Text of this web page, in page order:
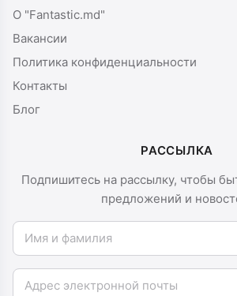
О "Fantastic.md"
Вакансии
Политика конфиденциальности
Контакты
Блог
РАССЫЛКА
Подпишитесь на рассылку, чтобы
предложений и
Имя и фамилия
Email